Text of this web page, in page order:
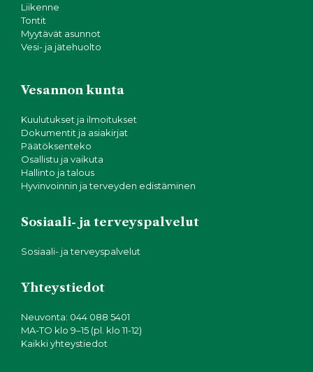
Liikenne
Tontit
Myytävät asunnot
Vesi- ja jätehuolto
Vesannon kunta
Kuulutukset ja ilmoitukset
Dokumentit ja asiakirjat
Päätöksenteko
Osallistu ja vaikuta
Hallinto ja talous
Hyvinvoinnin ja terveyden edistäminen
Sosiaali- ja terveyspalvelut
Sosiaali- ja terveyspalvelut
Yhteystiedot
Neuvonta: 044 088 5401
MA-TO klo 9–15 (pl. klo 11-12)
Kaikki yhteystiedot